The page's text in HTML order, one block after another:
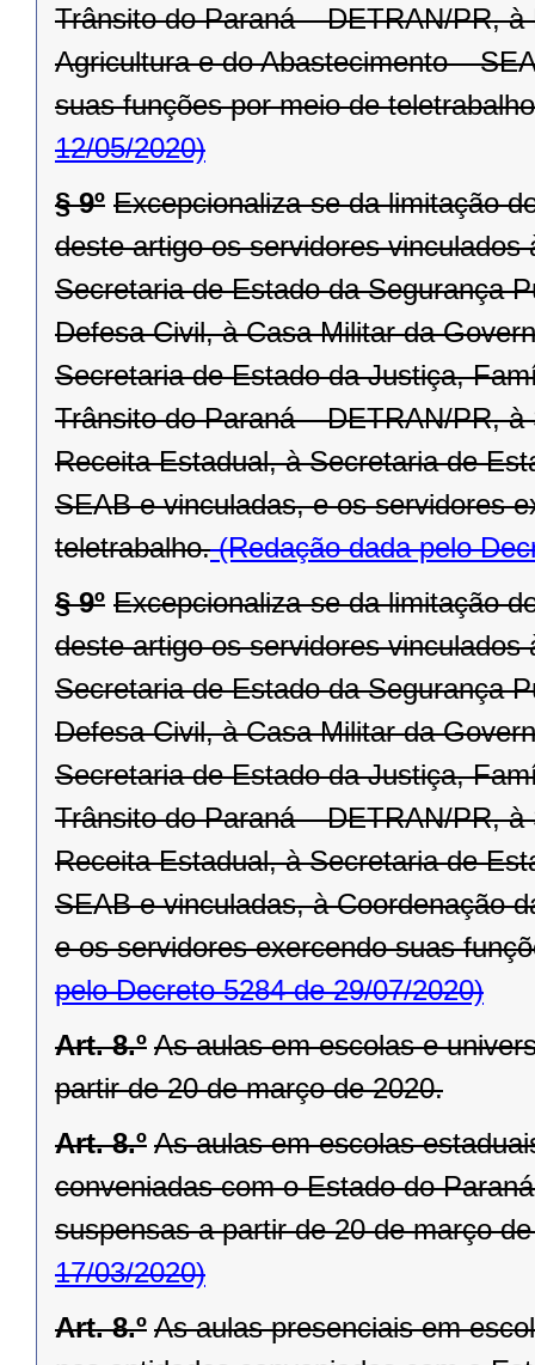
Trânsito do Paraná – DETRAN/PR,
Agricultura e do Abastecimento –
suas funções por meio de
12/05/2020)
§ 9º Excepcionaliza-se da limitação
deste artigo os servidores
Secretaria de Estado da Segurança
Defesa Civil, à Casa Militar da
Secretaria de Estado da Justiça,
Trânsito do Paraná – DETRAN/PR,
Receita Estadual, à Secretaria de
SEAB e vinculadas, e os servidores
teletrabalho.(Redação dada pelo
§ 9º Excepcionaliza-se da limitação
deste artigo os servidores
Secretaria de Estado da Segurança
Defesa Civil, à Casa Militar da
Secretaria de Estado da Justiça,
Trânsito do Paraná – DETRAN/PR,
Receita Estadual, à Secretaria de
SEAB e vinculadas, à Coordenação
e os servidores exercendo suas
pelo Decreto 5284 de 29/07/2020)
Art. 8.º As aulas em escolas e
partir de 20 de março de 2020.
Art. 8.º As aulas em escolas
conveniadas com o Estado do
suspensas a partir de 20 de março
17/03/2020)
Art. 8.º As aulas presenciais em